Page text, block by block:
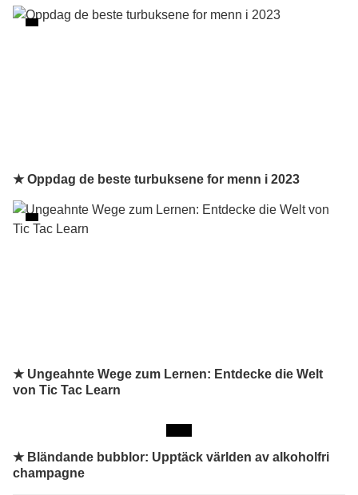
★ Oppdag de beste turbuksene for menn i 2023
★ Ungeahnte Wege zum Lernen: Entdecke die Welt
von Tic Tac Learn
★ Bländande bubblor: Upptäck världen av alkoholfri
champagne